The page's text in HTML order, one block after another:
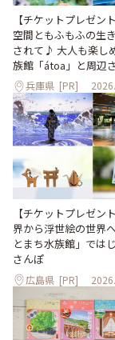
【チケットプレゼン
空間ともふもふの生
されて♪ 大人も楽し
族館「átoa」と周辺
兵庫県 [PR]
【チケットプレゼン
界から浮世絵の世界
とまち水族館」では
さんぽ
広島県 [PR]